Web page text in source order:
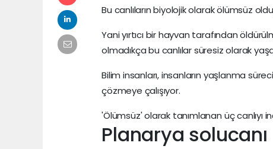
Bu canlıların biyolojik olarak ölümsüz
Yani yırtıcı bir hayvan tarafından
olmadıkça bu canlılar süresiz olarak
Bilim insanları, insanların yaşlanma
çözmeye çalışıyor.
'Ölümsüz' olarak tanımlanan üç canlıyı
Planarya solucanı